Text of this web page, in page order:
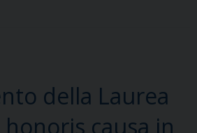
della Laurea
causa in